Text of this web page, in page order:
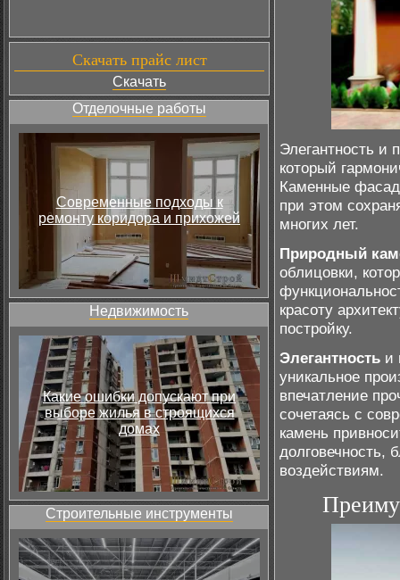
Скачать прайс лист
Скачать
Отделочные работы
Современные подходы к
ремонту коридора и прихожей
Недвижимость
Какие ошибки допускают при
выборе жилья в строящихся
домах
Строительные инструменты
Элегантность и
который
Каменные
при этом
многих лет.
Природный
облицовки,
красоту
постройку.
Элегантность и
уникальное
впечатление
сочетаясь с
камень
долговечность,
воздействиям.